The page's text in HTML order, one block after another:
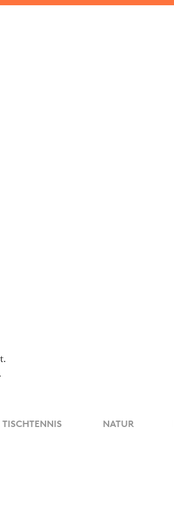
TISCHTENNIS NATUR